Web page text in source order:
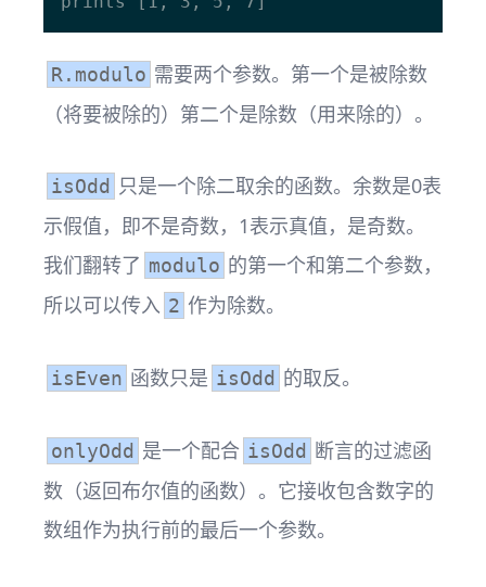
R.modulo 需要两个参数。第一个是被除数
（将要被除的）第二个是除数（用来除的）。
isOdd 只是一个除二取余的函数。余数是0表
示假值，即不是奇数，1表示真值，是奇数。
我们翻转了 modulo 的第一个和第二个参数，
所以可以传入 2 作为除数。
isEven 函数只是 isOdd 的取反。
onlyOdd 是一个配合 isOdd 断言的过滤函
数（返回布尔值的函数）。它接收包含数字的
数组作为执行前的最后一个参数。